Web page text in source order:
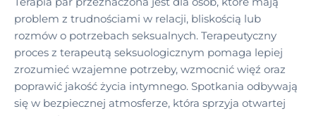
problem z trudnościami w relacji, bliskością lub
rozmów o potrzebach seksualnych. Terapeutyczny
proces z terapeutą seksuologicznym pomaga lepiej
zrozumieć wzajemne potrzeby, wzmocnić więź oraz
poprawić jakość życia intymnego. Spotkania odbywają
się w bezpiecznej atmosferze, która sprzyja otwartej